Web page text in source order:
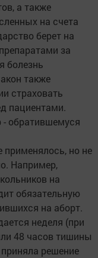
а также
на счета
берет на
за
болезнь
также
страховать
пациентами.
обратившемуся
но не
Например,
на
обязательную
на аборт.
неделя (при
48 часов тишины
решение